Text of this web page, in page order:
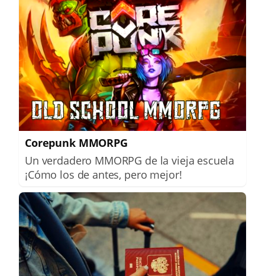
Corepunk MMORPG
Un verdadero MMORPG de la vieja escuela
¡Cómo los de antes, pero mejor!